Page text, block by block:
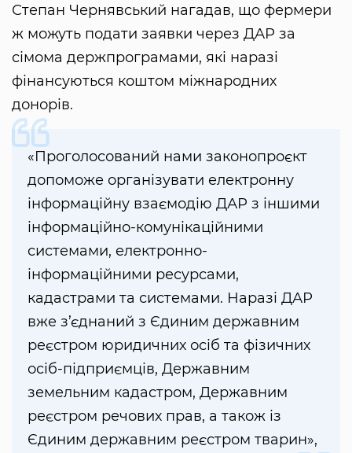
Степан Чернявський нагадав, що фермери
ж можуть подати заявки через ДАР за
сімома держпрограмами, які наразі
фінансуються коштом міжнародних
донорів.
«Проголосований нами законопроєкт
допоможе організувати електронну
інформаційну взаємодію ДАР з іншими
інформаційно-комунікаційними
системами, електронно-
інформаційними ресурсами,
кадастрами та системами. Наразі ДАР
вже з’єднаний з Єдиним державним
реєстром юридичних осіб та фізичних
осіб-підприємців, Державним
земельним кадастром, Державним
реєстром речових прав, а також із
Єдиним державним реєстром тварин»,